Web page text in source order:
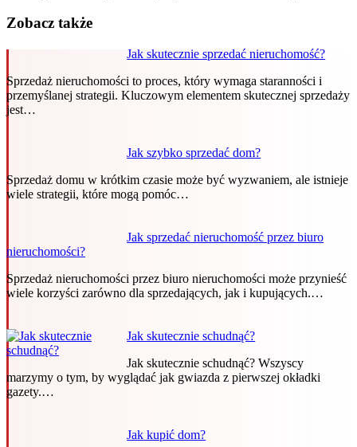
Zobacz także
Jak skutecznie sprzedać nieruchomość?
Sprzedaż nieruchomości to proces, który wymaga staranności i
przemyślanej strategii. Kluczowym elementem skutecznej sprzedaży
jest…
Jak szybko sprzedać dom?
Sprzedaż domu w krótkim czasie może być wyzwaniem, ale istnieje
wiele strategii, które mogą pomóc…
Jak sprzedać nieruchomość przez biuro
nieruchomości?
Sprzedaż nieruchomości przez biuro nieruchomości może przynieść
wiele korzyści zarówno dla sprzedających, jak i kupujących.…
Jak skutecznie schudnąć?
Jak skutecznie schudnąć? Wszyscy
marzymy o tym, by wyglądać jak gwiazda z pierwszej okładki
gazety.…
Jak kupić dom?